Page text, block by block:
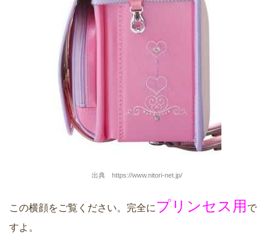
出典 https://www.nitori-net.jp/
この横顔をご覧ください。完全に プリンセス用で
すよ。